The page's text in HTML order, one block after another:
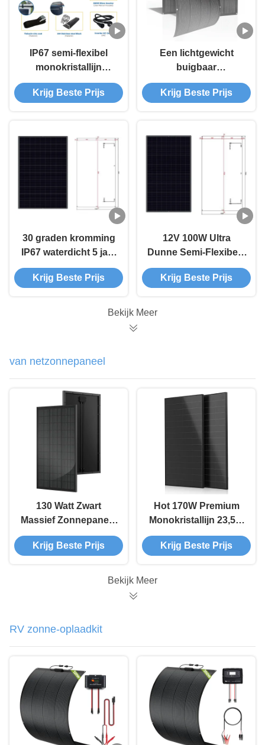
IP67 semi-flexibel
monokristallijn
zonnepaneel
Krijg Beste Prijs
Een lichtgewicht
buigbaar
zonnepaneel
Krijg Beste Prijs
30 graden kromming
IP67 waterdicht 5 jaar
garantie semi-flexibel
zonnepaneel voor
Krijg Beste Prijs
12V 100W Ultra
Dunne Semi-Flexibele
Zonnepaneel met
ETFE-coating en
Krijg Beste Prijs
Bekijk Meer
van netzonnepaneel
130 Watt Zwart
Massief Zonnepaneel
20 Volt Premium
Monokristallijne
Krijg Beste Prijs
Hot 170W Premium
Monokristallijn 23,5%
Efficiëntie
Zonnepaneel 20 Volt
Connector 25 Jaar
Krijg Beste Prijs
Bekijk Meer
RV zonne-oplaadkit